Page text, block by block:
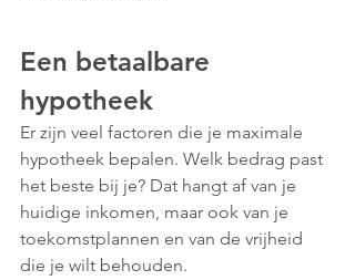
Een betaalbare
hypotheek
Er zijn veel factoren die je maximale
hypotheek bepalen. Welk bedrag past
het beste bij je? Dat hangt af van je
huidige inkomen, maar ook van je
toekomstplannen en van de vrijheid
die je wilt behouden.